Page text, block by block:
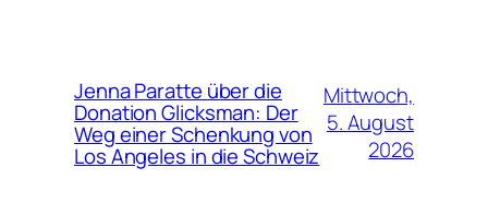
Jenna Paratte über die
Donation Glicksman: Der
Weg einer Schenkung von
Los Angeles in die Schweiz
Mittwoch,
5. August
2026